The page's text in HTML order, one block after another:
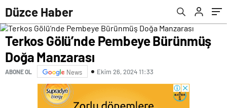
Düzce Haber
Terkos Gölü’nde Pembeye Bürünmüş
Doğa Manzarası
ABONE OL News Ekim 26, 2024 11:33